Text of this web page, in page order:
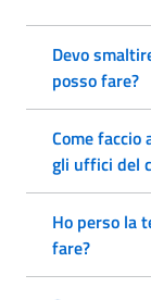
Devo
posso fare?
Come
gli uffici del
Ho perso la
fare?